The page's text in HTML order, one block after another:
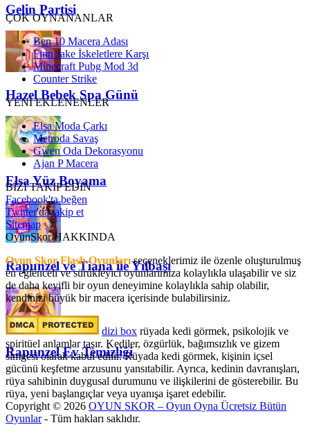
Gelin Partisi
Hazel Bebek Spa Günü
Elsa Yüz Boyama
Rapunzel ve Tiana ile Yılbaşı
Rapunzel Ev Temizliği
ÇOK OYNANANLAR
Ben 10 Macera Adası
Finn Jake İskeletlere Karşı
Minecraft Pubg Mod 3d
Counter Strike
YENİ EKLENENLER
Elsa Moda Çarkı
Metroda Savaş
Gwen Oda Dekorasyonu
Ajan P Macera
BİZİ TAKİP EDİN
Facebook'ta beğen
Twitter'da takip et
Sitemap
OyunSkor HAKKINDA
Oyun Skor Flash Oyunlarıseçeneklerimiz ile özenle oluşturulmuş
en eğlenceli ve sürükleyici oyunlarımıza kolaylıkla ulaşabilir ve siz
de daha keyifli bir oyun deneyimine kolaylıkla sahip olabilir,
kendinizi büyük bir macera içerisinde bulabilirsiniz.
dizi box rüyada kedi görmek​, psikolojik ve
spiritüel anlamlar taşır. Kediler, özgürlük, bağımsızlık ve gizem
simgesi olarak kabul edilir. Rüyada kedi görmek, kişinin içsel
gücünü keşfetme arzusunu yansıtabilir. Ayrıca, kedinin davranışları,
rüya sahibinin duygusal durumunu ve ilişkilerini de gösterebilir. Bu
rüya, yeni başlangıçlar veya uyanışa işaret edebilir.
Copyright © 2026 OYUN SKOR – Oyun Oyna Ücretsiz Bütün
Oyunlar- Tüm hakları saklıdır.